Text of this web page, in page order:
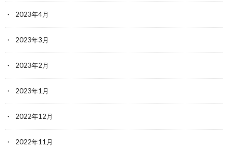
2023年4月
2023年3月
2023年2月
2023年1月
2022年12月
2022年11月